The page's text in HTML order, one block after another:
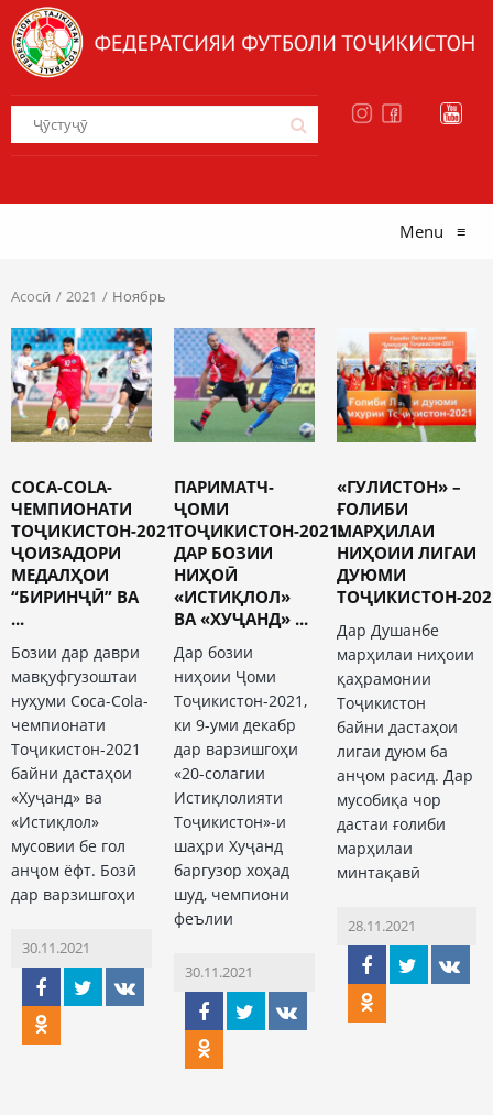
Menu ≡
Асосӣ 2021 Ноябрь
COCA-COLA-
ЧЕМПИОНАТИ
ТОҶИКИСТОН-2021:
ҶОИЗАДОРИ
МЕДАЛҲОИ
“БИРИНҶӢ” ВА
...
Бозии дар даври
мавқуфгузоштаи
нуҳуми Coca-Cola-
чемпионати
Тоҷикистон-2021
байни дастаҳои
«Хуҷанд» ва
«Истиқлол»
мусовии бе гол
анҷом ёфт. Бозӣ
дар варзишгоҳи
30.11.2021
ПАРИМАТЧ-
ҶОМИ
ТОҶИКИСТОН-2021:
ДАР БОЗИИ
НИҲОӢ
«ИСТИҚЛОЛ»
ВА «ХУҶАНД» ...
Дар бозии
ниҳоии Ҷоми
Тоҷикистон-2021,
ки 9-уми декабр
дар варзишгоҳи
«20-солагии
Истиқлолияти
Тоҷикистон»-и
шаҳри Хуҷанд
баргузор хоҳад
шуд, чемпиони
феълии
30.11.2021
«ГУЛИСТОН» –
ҒОЛИБИ
МАРҲИЛАИ
НИҲОИИ ЛИГАИ
ДУЮМИ
ТОҶИКИСТОН-
Дар Душанбе
марҳилаи ниҳоии
қаҳрамонии
Тоҷикистон
байни дастаҳои
лигаи дуюм ба
анҷом расид. Дар
мусобиқа чор
дастаи ғолиби
марҳилаи
минтақавӣ
28.11.2021